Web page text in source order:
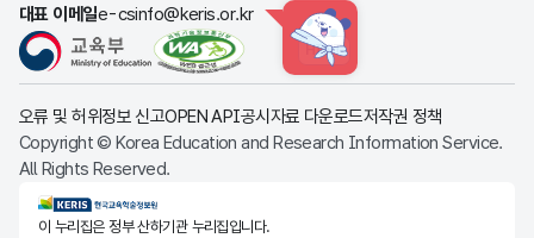
대표 이메일e-csinfo@keris.or.kr
HINT
오류 및 허위정보 신고OPEN API공시자료 다운로드저작권 정책
Copyright © Korea Education and Research Information Service.
All Rights Reserved.
KERIS한국교육학술정보원
이 누리집은 정부 산하기관 누리집입니다.